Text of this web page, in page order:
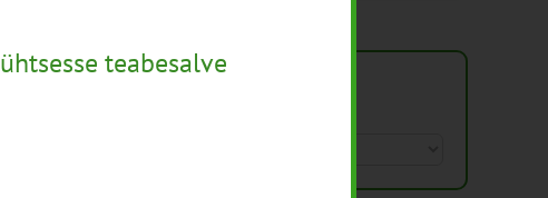
teabesalve